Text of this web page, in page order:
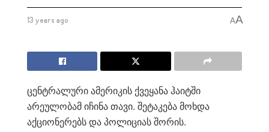
13 years ago AA
ცენტრალური ამერიკის ქვეყანა ჰაიტში
არეულობამ იჩინა თავი. შეტაკება მოხდა
აქციონერებს და პოლიციას შორის.